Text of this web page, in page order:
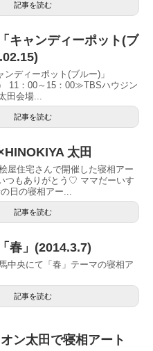
記事を読む
キャンディーポット(ブ
ディーポット(ブルー)」
11：00～15：00≫TBSハウジン
田会場...
記事を読む
太田
屋住宅さんで開催した寝相アー
つもありがとう♡ ママだーいす
日の寝相アー...
記事を読む
春」(2014.3.7)
中央にて「春」テーマの寝相ア
記事を読む
ン太田で寝相アート